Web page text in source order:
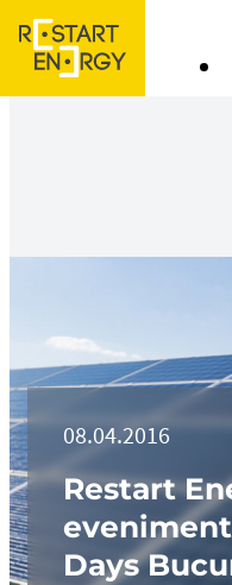
Sari la conținutul principal
08.04.2016
Restart
Days